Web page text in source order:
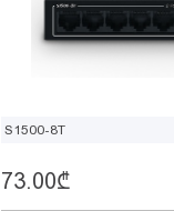
S1500-8T
73.00₾